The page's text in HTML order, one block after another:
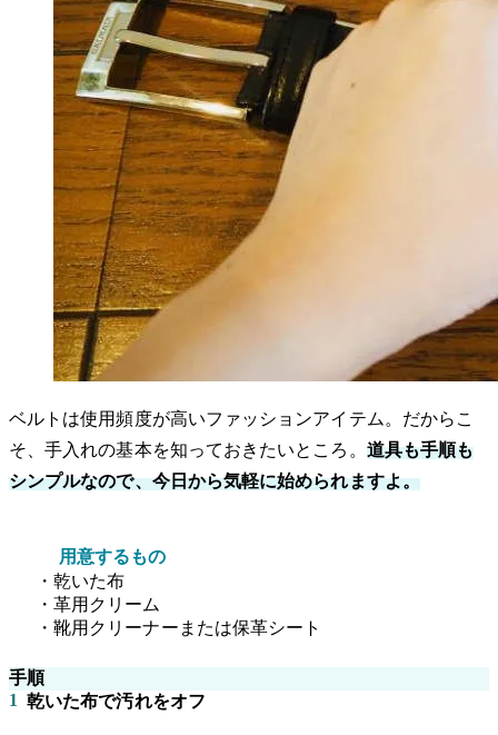
ベルトは使用頻度が高いファッションアイテム。だからこ
そ、手入れの基本を知っておきたいところ。 道具も手順も
シンプルなので、今日から気軽に始められますよ。
用意するもの
・乾いた布
・革用クリーム
・靴用クリーナーまたは保革シート
手順
1 乾いた布で汚れをオフ